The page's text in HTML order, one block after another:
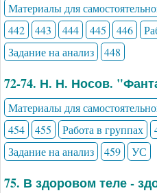
Материалы для
442
443 444 445 446
Задание на анализ
448
72-74. Н. Н. Носов.
Материалы для
454
455 Работа в группах
Задание на анализ
459 УС
75. В здоровом теле -